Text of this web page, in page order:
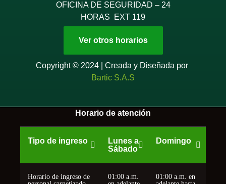
OFICINA DE SEGURIDAD – 24
HORAS EXT 119
Ver otros horarios
Copyright © 2024 | Creada y Diseñada por
Bartic S.A.S
Horario de atención
Tipo de ingreso
Lunes a
Sábado
Domingo
Horario de ingreso de
01:00 a.m.
01:00 a.m. en